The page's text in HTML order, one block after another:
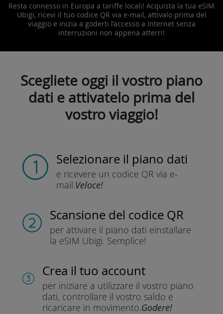
Resta connesso in Europa a tariffe locali! Acquista la tua eSIM
Ubigi, ricevi il tuo codice QR via e-mail, attivalo prima del
viaggio e inizia a goderti l’accesso a Internet senza
interruzioni non appena atterri!
Scegliete oggi il vostro piano
dati e attivatelo prima del
vostro viaggio!
Selezionare il piano dati
e ricevere un codice QR via e-
mail.Veloce!
Scansione del codice QR
per attivare il piano dati einstallare
la eSIM Ubigi. Semplice!
Crea il tuo account
per iniziare a utilizzare il vostro piano
dati, controllare il vostro saldo e
ricaricare in movimento.Godere!